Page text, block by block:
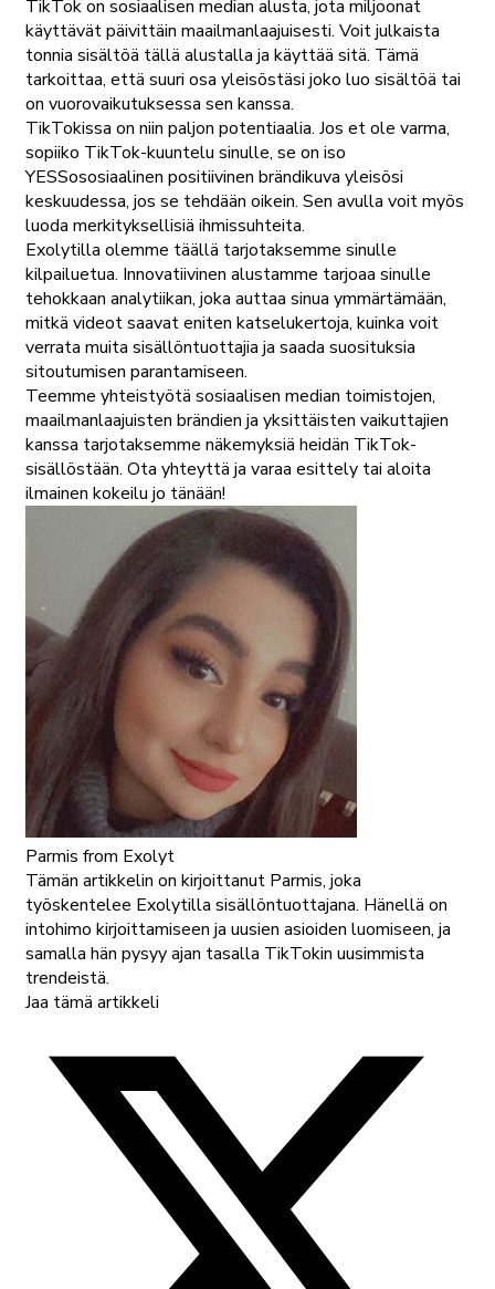
TikTok on sosiaalisen median alusta, jota miljoonat
käyttävät päivittäin maailmanlaajuisesti. Voit julkaista
tonnia sisältöä tällä alustalla ja käyttää sitä. Tämä
tarkoittaa, että suuri osa yleisöstäsi joko luo sisältöä tai
on vuorovaikutuksessa sen kanssa.
TikTokissa on niin paljon potentiaalia. Jos et ole varma,
sopiiko TikTok-kuuntelu sinulle, se on iso
YESSososiaalinen positiivinen brändikuva yleisösi
keskuudessa, jos se tehdään oikein. Sen avulla voit myös
luoda merkityksellisiä ihmissuhteita.
Exolytilla olemme täällä tarjotaksemme sinulle
kilpailuetua. Innovatiivinen alustamme tarjoaa sinulle
tehokkaan analytiikan, joka auttaa sinua ymmärtämään,
mitkä videot saavat eniten katselukertoja, kuinka voit
verrata muita sisällöntuottajia ja saada suosituksia
sitoutumisen parantamiseen.
Teemme yhteistyötä sosiaalisen median toimistojen,
maailmanlaajuisten brändien ja yksittäisten vaikuttajien
kanssa tarjotaksemme näkemyksiä heidän TikTok-
sisällöstään. Ota yhteyttä ja varaa esittely tai aloita
ilmainen kokeilu jo tänään!
Parmis from Exolyt
Tämän artikkelin on kirjoittanut Parmis, joka
työskentelee Exolytilla sisällöntuottajana. Hänellä on
intohimo kirjoittamiseen ja uusien asioiden luomiseen, ja
samalla hän pysyy ajan tasalla TikTokin uusimmista
trendeistä.
Jaa tämä artikkeli